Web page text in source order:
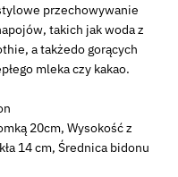
przechowywanie
takich jak woda z
a takżedo gorących
mleka czy kakao.
20cm, Wysokość z
14 cm, Średnica bidonu